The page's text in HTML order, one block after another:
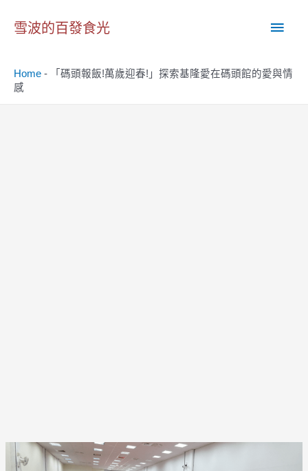
雪波的百發食光
主
Home -
「碼頭報飯!萬歲迎春!」探索基隆愛在碼頭館的愛與情
感
Post
navigation